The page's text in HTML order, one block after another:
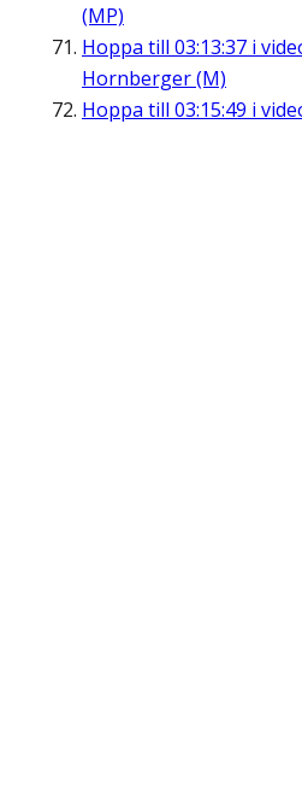
(MP)
Hoppa till 03:13:37 i
Hornberger (M)
Hoppa till 03:15:49 i